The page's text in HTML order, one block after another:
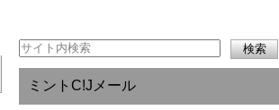
ミントC!Jメール